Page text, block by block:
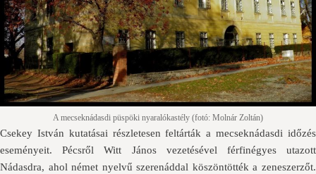
A mecseknádasdi püspöki nyaralókastély (fotó: Molnár Zoltán)
Csekey István kutatásai részletesen feltárták a mecseknádasdi időzés
eseményeit. Pécsről Witt János vezetésével férfinégyes utazott
Nádasdra, ahol német nyelvű szerenáddal köszöntötték a zeneszerzőt.